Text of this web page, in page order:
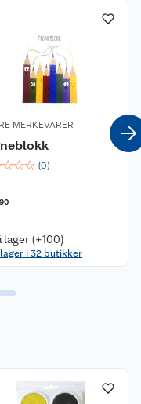
MERKEVARER
☆☆☆ (0)
90
lager (+100)
lager i 32 butikker